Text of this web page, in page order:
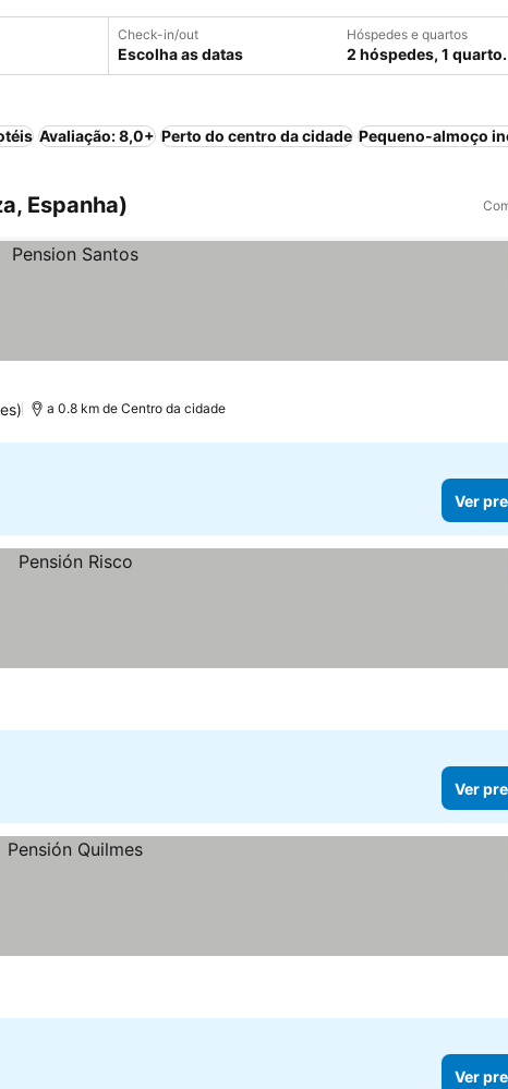
Check-in/out
Escolha as datas
Hóspedes e quartos
2 hóspedes, 1 quarto.
Avaliação: 8,0+ Perto do centro da cidade Pequeno-almoço
Espanha)
a 0.8 km de Centro da cidade
Ver
Ver
Ver